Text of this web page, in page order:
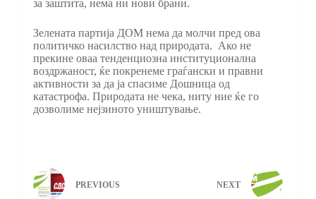
за заштита, нема ни нови брани.
Зелената партија ДОМ нема да молчи пред ова
политичко насилство над природата. Ако не
прекине оваа тенденциозна институционална
воздржаност, ќе покренеме граѓански и правни
активности за да ја спасиме Дошница од
катастрофа. Природата не чека, ниту ние ќе го
дозволиме нејзиното уништување.
PREVIOUS NEXT